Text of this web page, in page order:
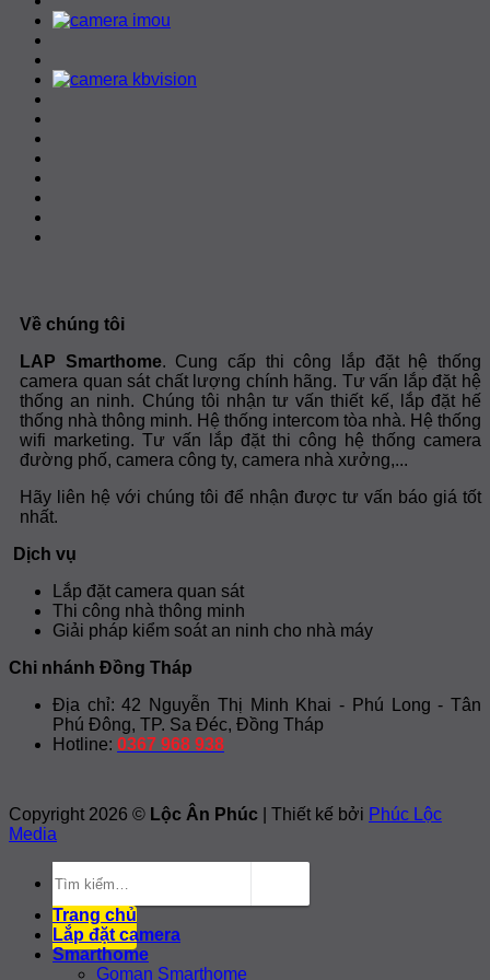
Về chúng tôi
LAP Smarthome. Cung cấp thi công lắp đặt hệ thống
camera quan sát chất lượng chính hãng. Tư vấn lắp đặt hệ
thống an ninh. Chúng tôi nhận tư vấn thiết kế, lắp đặt hế
thống nhà thông minh. Hệ thống intercom tòa nhà. Hệ thống
wifi marketing. Tư vấn lắp đặt thi công hệ thống camera
đường phố, camera công ty, camera nhà xưởng,...
Hãy liên hệ với chúng tôi để nhận được tư vấn báo giá tốt
nhất.
Dịch vụ
Lắp đặt camera quan sát
Thi công nhà thông minh
Giải pháp kiểm soát an ninh cho nhà máy
Chi nhánh Đồng Tháp
Địa chỉ: 42 Nguyễn Thị Minh Khai - Phú Long - Tân
Phú Đông, TP. Sa Đéc, Đồng Tháp
Hotline: 0367 968 938
Copyright 2026 © Lộc Ân Phúc | Thiết kế bởi Phúc Lộc
Media
kiếm:
Trang chủ
Lắp đặt camera
Smarthome
Goman Smarthome